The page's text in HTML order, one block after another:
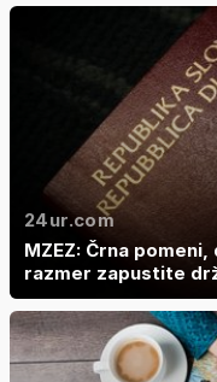
24ur.com
MZEZ: Črna
razmer zapustite